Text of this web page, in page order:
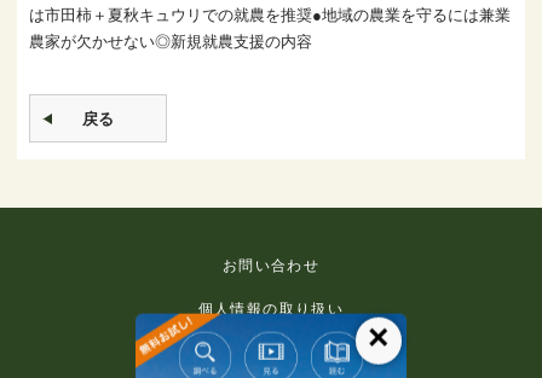
は市田柿＋夏秋キュウリでの就農を推奨●地域の農業を守るには兼業
農家が欠かせない◎新規就農支援の内容
戻る
お問い合わせ
個人情報の取り扱い
免責事項 ×